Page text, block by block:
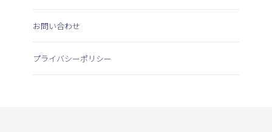
お問い合わせ
プライバシーポリシー